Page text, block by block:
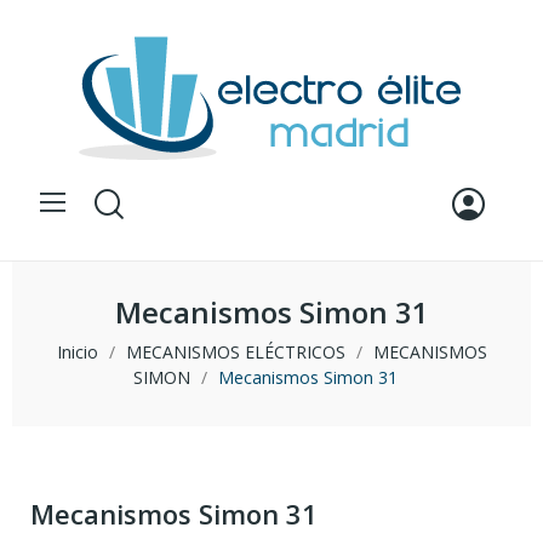
Mecanismos Simon 31
Inicio MECANISMOS ELÉCTRICOS
MECANISMOS
SIMON
Mecanismos Simon 31
Mecanismos Simon 31